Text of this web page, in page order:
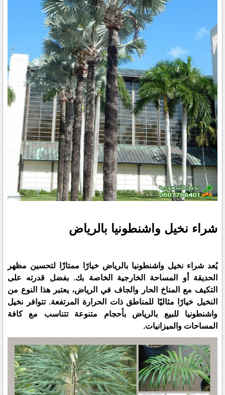
شراء نخيل واشنطونيا بالرياض
يُعد شراء نخيل واشنطونيا بالرياض خيارًا ممتازًا لتحسين مظهر
الحديقة أو المساحة الخارجية الخاصة بك. بفضل قدرته على
التكيف مع المناخ الحار والجاف في الرياض، يعتبر هذا النوع من
النخيل خيارًا مثاليًا للمناطق ذات الحرارة المرتفعة. تتوافر نخيل
واشنطونيا للبيع بالرياض بأحجام متنوعة تتناسب مع كافة
المساحات والميزانيات.